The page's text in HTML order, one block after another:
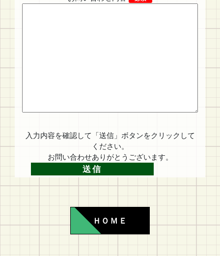
入力内容を確認して「送信」ボタンをクリックして
ください。
お問い合わせありがとうございます。
ＨＯＭＥ